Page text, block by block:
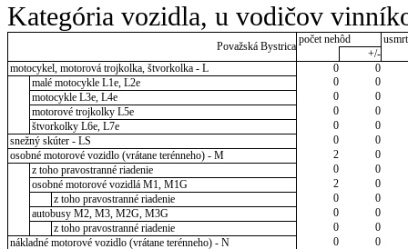
Kategória vozidla, u vodičov
Považská Bystrica
počet nehôd
+/-
motocykel, motorová trojkolka, štvorkolka - L
0
0
malé motocykle L1e, L2e
0
0
motocykle L3e, L4e
0
0
motorové trojkolky L5e
0
0
štvorkolky L6e, L7e
0
0
snežný skúter - LS
0
0
osobné motorové vozidlo (vrátane terénneho) - M
2
0
z toho pravostranné riadenie
0
0
osobné motorové vozidlá M1, M1G
2
0
z toho pravostranné riadenie
0
0
autobusy M2, M3, M2G, M3G
0
0
z toho pravostranné riadenie
0
0
nákladné motorové vozidlo (vrátane terénneho) - N
0
0